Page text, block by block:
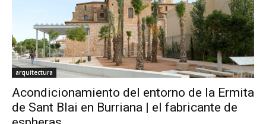
arquitectura
Acondicionamiento del entorno de la Ermita
de Sant Blai en Burriana | el fabricante de